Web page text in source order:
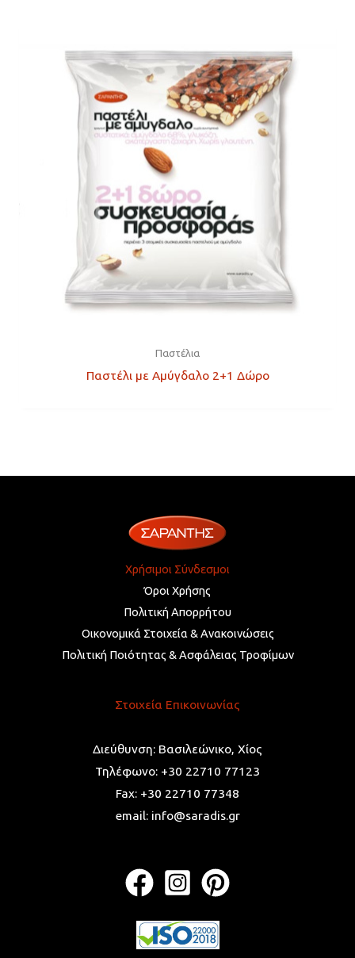
Παστέλια
Παστέλι με Αμύγδαλο 2+1 Δώρο
Χρήσιμοι Σύνδεσμοι
Όροι Χρήσης
Πολιτική Απορρήτου
Οικονομικά Στοιχεία & Ανακοινώσεις
Πολιτική Ποιότητας & Ασφάλειας Τροφίμων
Στοιχεία Επικοινωνίας
Διεύθυνση: Βασιλεώνικο, Χίος
Τηλέφωνο: +30 22710 77123
Fax: +30 22710 77348
email: info@saradis.gr